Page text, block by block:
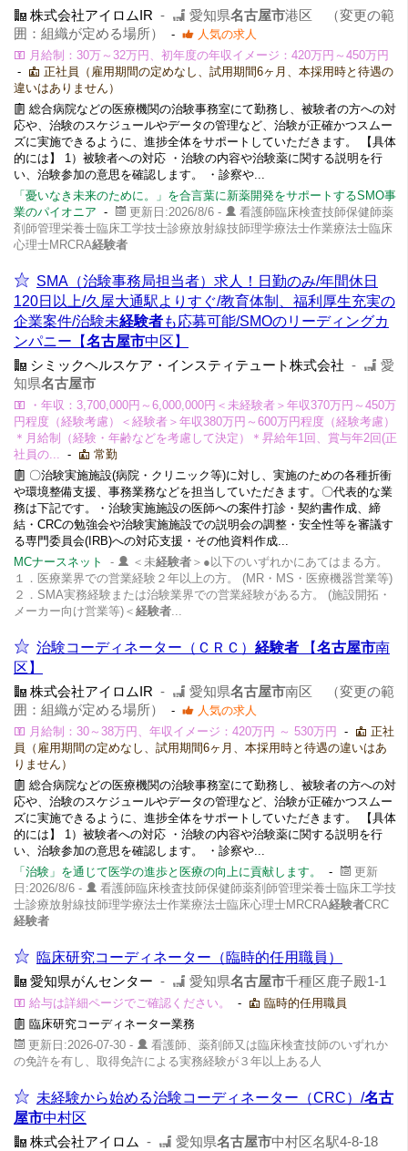
株式会社アイロムIR - 愛知県名古屋市港区 （変更の範
囲：組織が定める場所）
-
人気の求人
月給制：30万～32万円、初年度の年収イメージ：420万円～450万円
-
正社員（雇用期間の定めなし、試用期間6ヶ月、本採用時と待遇の
違いはありません）
総合病院などの医療機関の治験事務室にて勤務し、被験者の方への対
応や、治験のスケジュールやデータの管理など、治験が正確かつスムー
ズに実施できるように、進捗全体をサポートしていただきます。 【具体
的には】 1）被験者への対応 ・治験の内容や治験薬に関する説明を行
い、治験参加の意思を確認します。 ・診察や...
「憂いなき未来のために。」を合言葉に新薬開発をサポートするSMO事
業のパイオニア - 更新日:2026/8/6 -
看護師臨床検査技師保健師薬
剤師管理栄養士臨床工学技士診療放射線技師理学療法士作業療法士臨床
心理士MRCRA経験者
SMA（治験事務局担当者）求人！日勤のみ/年間休日
120日以上/久屋大通駅よりすぐ/教育体制、福利厚生充実の
企業案件/治験未経験者も応募可能/SMOのリーディングカ
ンパニー【名古屋市中区】
シミックヘルスケア・インスティテュート株式会社 -
愛
知県名古屋市
・年収：3,700,000円～6,000,000円＜未経験者＞年収370万円～450万
円程度（経験考慮）＜経験者＞年収380万円～600万円程度（経験考慮）
＊月給制（経験・年齢などを考慮して決定）＊昇給年1回、賞与年2回(正
社員の...
-
常勤
〇治験実施施設(病院・クリニック等)に対し、実施のための各種折衝
や環境整備支援、事務業務などを担当していただきます。〇代表的な業
務は下記です。・治験実施施設の医師への案件打診・契約書作成、締
結・CRCの勉強会や治験実施施設での説明会の調整・安全性等を審議す
る専門委員会(IRB)への対応支援・その他資料作成...
MCナースネット
- ＜未経験者 ＞●以下のいずれかにあてはまる方。
１．医療業界での営業経験２年以上の方。 (MR・MS・医療機器営業等)
２．SMA実務経験または治験業界での営業経験がある方。 (施設開拓・
メーカー向け営業等)＜ 経験者
治験コーディネーター（ＣＲＣ） 経験者 【名古屋市南
区】
株式会社アイロムIR - 愛知県名古屋市南区 （変更の範
囲：組織が定める場所）
-
人気の求人
月給制：30～38万円、年収イメージ：420万円 ～ 530万円
-
正社
員（雇用期間の定めなし、試用期間6ヶ月、本採用時と待遇の違いはあ
りません）
総合病院などの医療機関の治験事務室にて勤務し、被験者の方への対
応や、治験のスケジュールやデータの管理など、治験が正確かつスムー
ズに実施できるように、進捗全体をサポートしていただきます。 【具体
的には】 1）被験者への対応 ・治験の内容や治験薬に関する説明を行
い、治験参加の意思を確認します。 ・診察や...
「治験」を通じて医学の進歩と医療の向上に貢献します。
-
更新
日:2026/8/6 -
看護師臨床検査技師保健師薬剤師管理栄養士臨床工学技
士診療放射線技師理学療法士作業療法士臨床心理士MRCRA経験者CRC
経験者
臨床研究コーディネーター（臨時的任用職員）
愛知県がんセンター - 愛知県名古屋市千種区鹿子殿1-1
給与は詳細ページでご確認ください。 -
臨時的任用職員
臨床研究コーディネーター業務
更新日:2026-07-30 -
看護師、薬剤師又は臨床検査技師のいずれか
の免許を有し、取得免許による実務経験が３年以上ある人
未経験から始める治験コーディネーター（CRC）/名古
屋市中村区
株式会社アイロム - 愛知県名古屋市中村区名駅4-8-18